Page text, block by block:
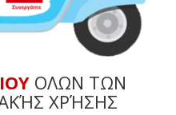
ΟΛΩΝ ΤΩΝ
ΧΡΉΣΗΣ